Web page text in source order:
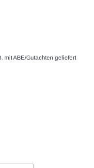
mit ABE/Gutachten geliefert